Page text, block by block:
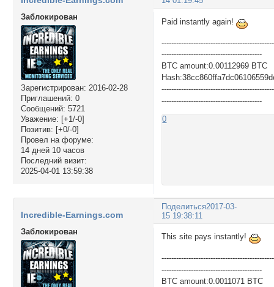
Заблокирован
Зарегистрирован: 2016-02-28
Приглашений: 0
Сообщений: 5721
Уважение: [+1/-0]
Позитив: [+0/-0]
Провел на форуме:
14 дней 10 часов
Последний визит:
2025-04-01 13:59:38
Paid instantly again!
-----------------------------------------
BTC amount:0.00112969 BTC
-----------------------------------------
0
Поделиться2017-03-
15 19:38:11
Incredible-Earnings.com
Заблокирован
This site pays instantly!
-----------------------------------------
BTC amount:0.0011071 BTC